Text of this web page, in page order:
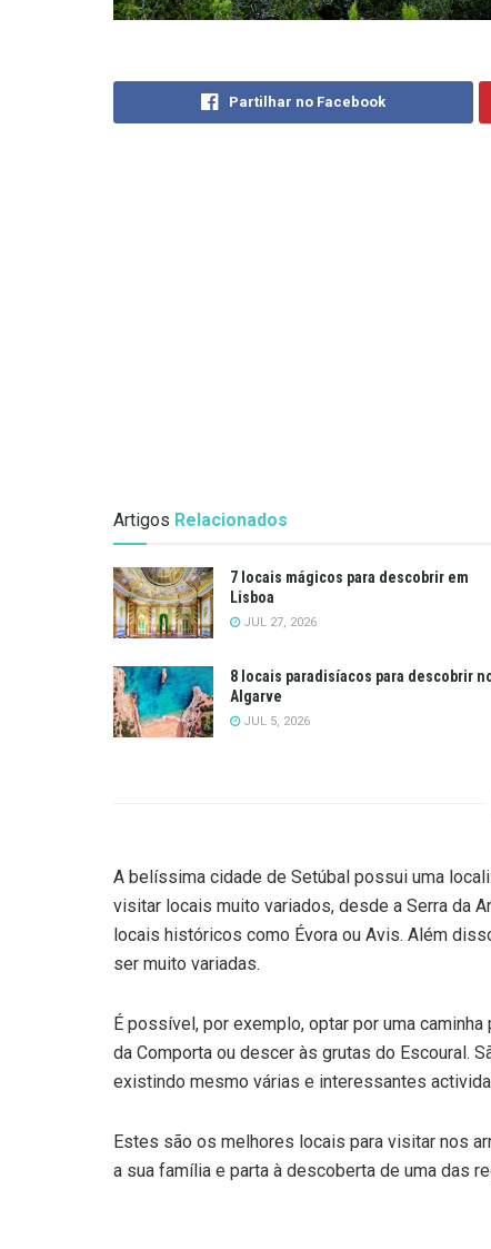
Partilhar no Facebook
Artigos Relacionados
7 locais mágicos para descobrir em
Lisboa
JUL 27, 2026
8 locais paradisíacos para descobrir
Algarve
JUL 5, 2026
A belíssima cidade de Setúbal possui uma
visitar locais muito variados, desde a Serra da
locais históricos como Évora ou Avis. Além
ser muito variadas.
É possível, por exemplo, optar por uma
da Comporta ou descer às grutas do Escoural.
existindo mesmo várias e interessantes
Estes são os melhores locais para visitar nos
a sua família e parta à descoberta de uma das